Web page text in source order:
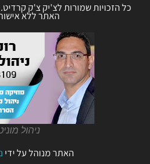
כל הזכויות שמורות לצ'יק צ'ק
האתר ללא אישור.
ניהול
האתר מנוהל על ידי